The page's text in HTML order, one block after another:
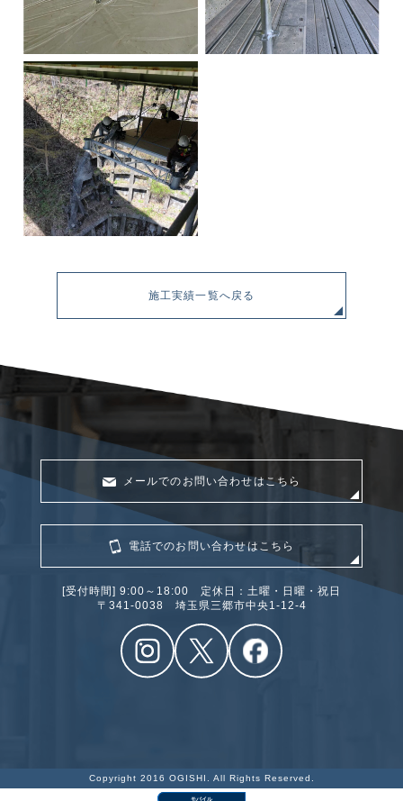
施工実績一覧へ戻る
メールでのお問い合わせはこちら
電話でのお問い合わせはこちら
[受付時間] 9:00～18:00 定休日：土曜・日曜・祝日
〒341‐0038 埼玉県三郷市中央1-12-4
Copyright 2016 OGISHI. All Rights Reserved.
モバイル